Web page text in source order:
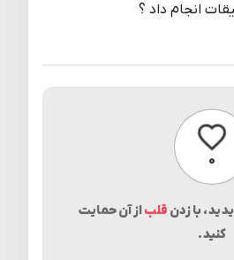
انجام داد ؟
۰پسندیدن
با زدن قلباز آن حمایت
کنید.